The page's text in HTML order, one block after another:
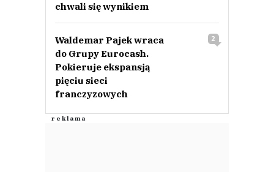
chwali się wynikiem
Waldemar Pajek wraca
do Grupy Eurocash.
Pokieruje ekspansją
pięciu sieci
franczyzowych
2